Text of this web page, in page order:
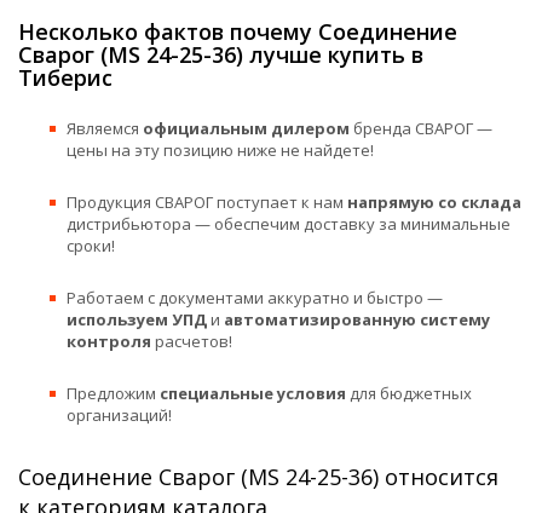
Несколько фактов почему Соединение
Сварог (MS 24-25-36) лучше купить в
Тиберис
Являемся официальным дилером бренда СВАРОГ —
цены на эту позицию ниже не найдете!
Продукция СВАРОГ поступает к нам напрямую со склада
дистрибьютора — обеспечим доставку за минимальные
сроки!
Работаем с документами аккуратно и быстро —
используем УПДи автоматизированную систему
контроля расчетов!
Предложим специальные условия для бюджетных
организаций!
Соединение Сварог (MS 24-25-36) относится
к категориям каталога